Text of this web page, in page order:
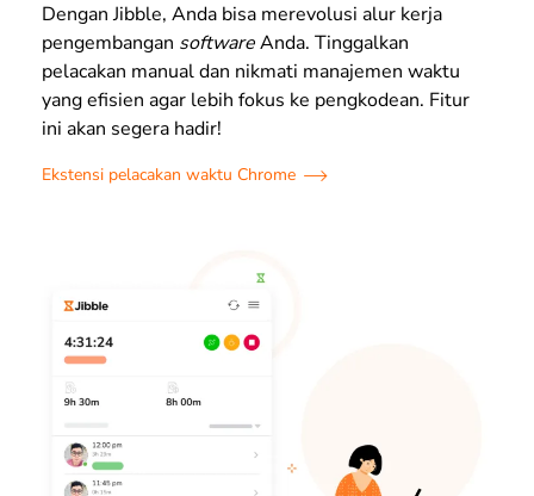
Dengan Jibble, Anda bisa merevolusi alur kerja
pengembangan softwareAnda. Tinggalkan
pelacakan manual dan nikmati manajemen waktu
yang efisien agar lebih fokus ke pengkodean. Fitur
ini akan segera hadir!
Ekstensi pelacakan waktu Chrome